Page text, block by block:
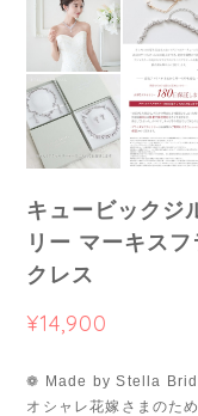
キュービックジ
リー マーキス
クレス
¥14,900
❁ Made by Stella
オシャレ花嫁さまのた